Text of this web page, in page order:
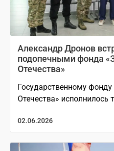
Александр Дронов
подопечными фонда
Отечества»
Государственному
Отечества» исполнилось
02.06.2026